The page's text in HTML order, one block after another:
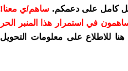
كامل على دعمكم. ساهم/ي معنا!
تساهمون في استمرار هذا المنبر الحر
هنا للاطلاع على معلومات التحويل